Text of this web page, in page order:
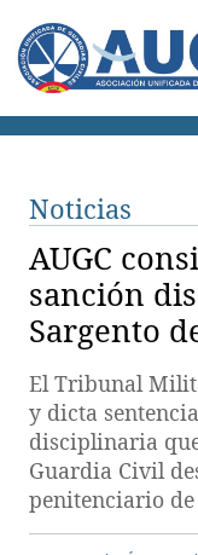
Noticias
AUGC
sanción
Sargento
El Tribunal
y dicta
disciplinaria
Guardia Civil
penitenciario de